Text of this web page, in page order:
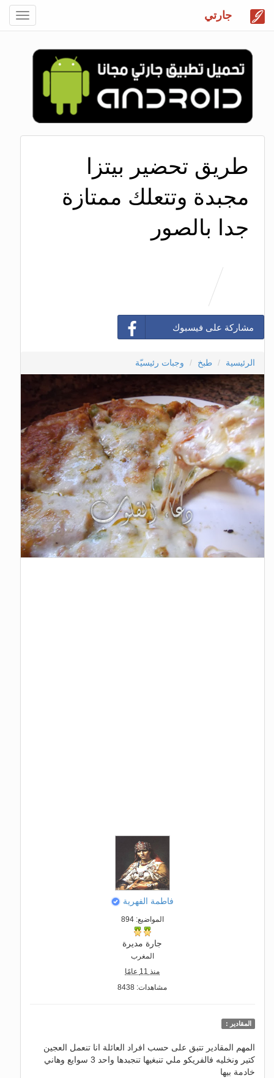
جارتي
طريق تحضير بيتزا
مجبدة وتتعلك ممتازة
جدا بالصور
مشاركة على فيسبوك
الرئيسية طبخ وجبات رئيسيّة
فاطمة الفهرية
المواضيع: 894
جارة مديرة
المغرب
منذ 11 عامًا
مشاهدات: 8438
المقادير :
المهم المقادير تتبق على حسب افراد العائلة انا تنعمل العجين
كتير ونخليه فالفريكو ملي تنبغيها تنجبدها واحد 3 سوايع وهاني
خادمة بيها